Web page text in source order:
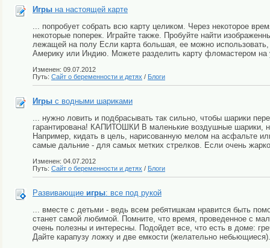
Игры на настоящей карте
... попробует собрать всю карту целиком. Через некоторое
некоторые поперек. Играйте также. Пробуйте найти
лежащей на полу Если карта большая, ее можно
Америку или Индию. Можете разделить карту фломастером
Изменен: 09.07.2012
Путь: Сайт о беременности и детях / Блоги
Игры с водными шариками
... нужно ловить и подбрасывать так сильно, чтобы шарики
гарантирована! КАПИТОШКИ В маленькие воздушные шарики,
Например, кидать в цель, нарисованную мелом на асфальте
самые дальние - для самых метких стрелков. Если очень
Изменен: 04.07.2012
Путь: Сайт о беременности и детях / Блоги
Развивающие игры: все под рукой
... вместе с детьми - ведь всем ребятишкам нравится быть
станет самой любимой. Помните, что время, проведенное с
очень полезны и интересны. Подойдет все, что есть в доме:
Дайте карапузу ложку и две емкости (желательно